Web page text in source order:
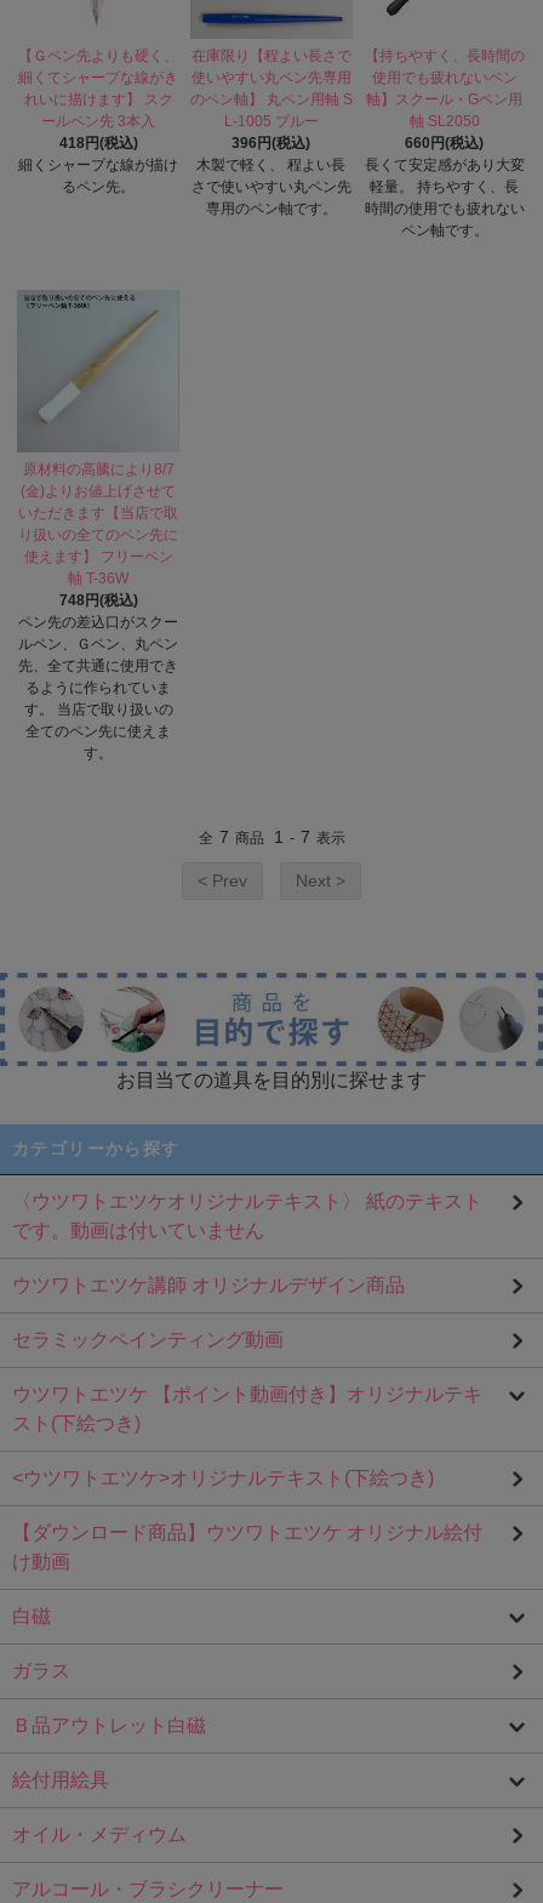
【Ｇペン先よりも硬く、
細くてシャープな線がき
れいに描けます】 スク
ールペン先 3本入
418円(税込)
細くシャープな線が描け
るペン先。
在庫限り【程よい長さで
使いやすい丸ペン先専用
のペン軸】 丸ペン用軸 S
L-1005 ブルー
396円(税込)
木製で軽く、 程よい長
さで使いやすい丸ペン先
専用のペン軸です。
【持ちやすく、長時間の
使用でも疲れないペン
軸】スクール・Gペン用
軸 SL2050
660円(税込)
長くて安定感があり大変
軽量。 持ちやすく、長
時間の使用でも疲れない
ペン軸です。
原材料の高騰により8/7
(金)よりお値上げさせて
いただきます【当店で取
り扱いの全てのペン先に
使えます】 フリーペン
軸 T-36W
748円(税込)
ペン先の差込口がスクー
ルペン、Ｇペン、丸ペン
先、全て共通に使用でき
るように作られていま
す。 当店で取り扱いの
全てのペン先に使えま
す。
全 7 商品 1 - 7 表示
< Prev Next >
お目当ての道具を目的別に探せます
カテゴリーから探す
〈ウツワトエツケオリジナルテキスト〉 紙のテキスト
です。動画は付いていません
ウツワトエツケ講師 オリジナルデザイン商品
セラミックペインティング動画
ウツワトエツケ 【ポイント動画付き】オリジナルテキ
スト(下絵つき)
<ウツワトエツケ>オリジナルテキスト(下絵つき)
【ダウンロード商品】ウツワトエツケ オリジナル絵付
け動画
白磁
ガラス
Ｂ品アウトレット白磁
絵付用絵具
オイル・メディウム
アルコール・ブラシクリーナー